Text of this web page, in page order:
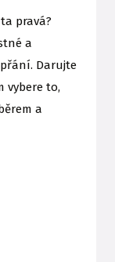
pravá?
a
Darujte
vybere to,
a